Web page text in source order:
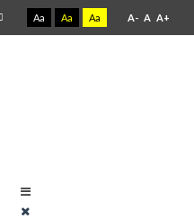
Aa Aa Aa A- A A+